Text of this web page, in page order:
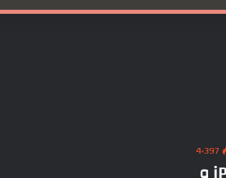
4٬397